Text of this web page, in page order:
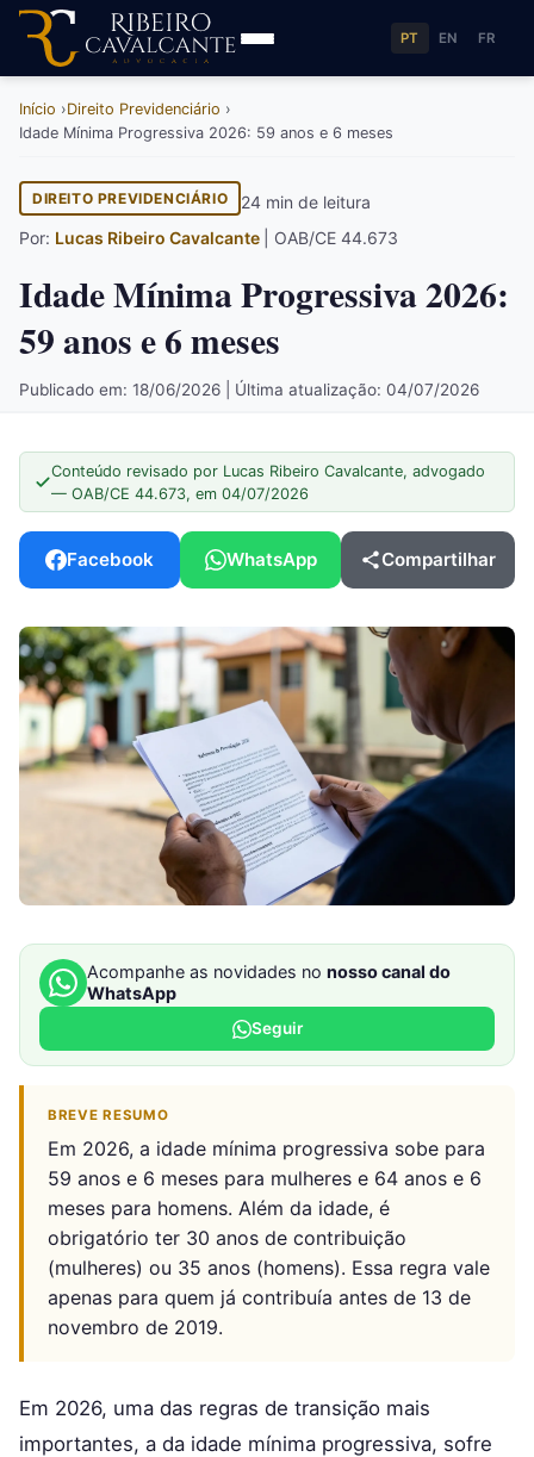
PT EN FR
Início
Direito Previdenciário
Idade Mínima Progressiva 2026: 59 anos e 6 meses
DIREITO PREVIDENCIÁRIO
24 min de leitura
Por: Lucas Ribeiro Cavalcante | OAB/CE 44.673
Idade Mínima Progressiva 2026:
59 anos e 6 meses
Publicado em: 18/06/2026 | Última atualização: 04/07/2026
Conteúdo revisado por Lucas Ribeiro Cavalcante, advogado
— OAB/CE 44.673, em 04/07/2026
Facebook WhatsApp Compartilhar
Acompanhe as novidades no nosso canal do
WhatsApp
Seguir
BREVE RESUMO
Em 2026, a idade mínima progressiva sobe para
59 anos e 6 meses para mulheres e 64 anos e 6
meses para homens. Além da idade, é
obrigatório ter 30 anos de contribuição
(mulheres) ou 35 anos (homens). Essa regra vale
apenas para quem já contribuía antes de 13 de
novembro de 2019.
Em 2026, uma das regras de transição mais
importantes, a da idade mínima progressiva, sofre